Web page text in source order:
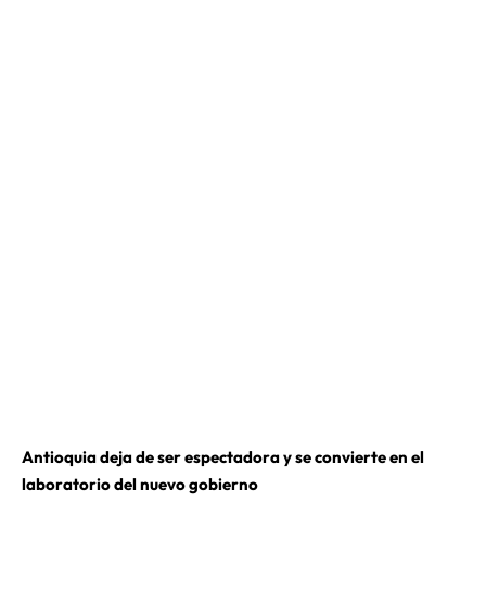
Antioquia deja de ser espectadora y se convierte en el
laboratorio del nuevo gobierno